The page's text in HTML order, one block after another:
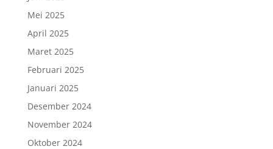
Mei 2025
April 2025
Maret 2025
Februari 2025
Januari 2025
Desember 2024
November 2024
Oktober 2024